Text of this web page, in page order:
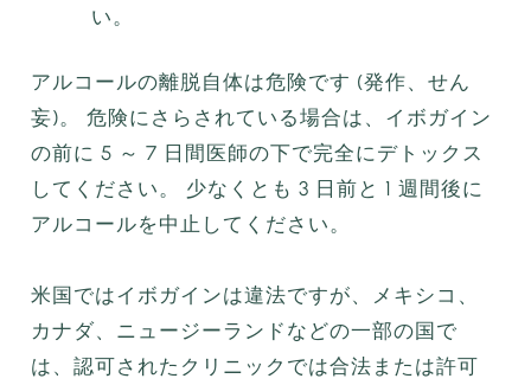
い。
アルコールの離脱自体は危険です (発作、せん
妄)。 危険にさらされている場合は、イボガイン
の前に 5 ～ 7 日間医師の下で完全にデトックス
してください。 少なくとも 3 日前と 1 週間後に
アルコールを中止してください。
米国ではイボガインは違法ですが、メキシコ、
カナダ、ニュージーランドなどの一部の国で
は、認可されたクリニックでは合法または許可